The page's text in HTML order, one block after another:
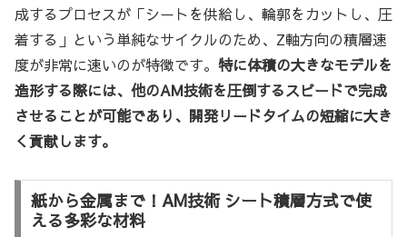
成するプロセスが「シートを供給し、輪郭をカットし、圧
着する」という単純なサイクルのため、Z軸方向の積層速
度が非常に速いのが特徴です。 特に体積の大きなモデルを
造形する際には、他のAM技術を圧倒するスピードで完成
させることが可能であり、開発リードタイムの短縮に大き
く貢献します。
紙から金属まで！AM技術 シート積層方式で使
える多彩な材料